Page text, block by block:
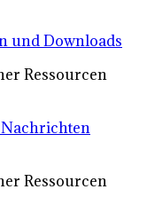
und Downloads
Ressourcen
Ressourcen